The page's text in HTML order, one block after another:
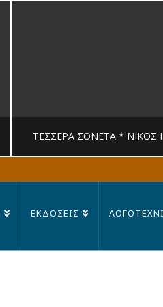
ΤΈΣΣΕΡΑ ΣΟΝΈΤΑ * ΝΊΚΟΣ
ΕΚΔΟΣΕΙΣ